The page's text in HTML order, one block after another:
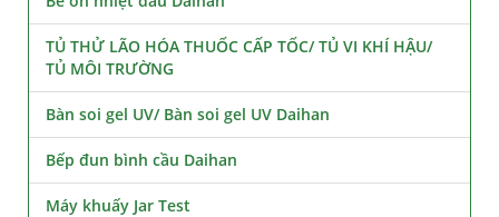
TỦ THỬ LÃO HÓA THUỐC CẤP TỐC/ TỦ VI KHÍ HẬU/
TỦ MÔI TRƯỜNG
Bàn soi gel UV/ Bàn soi gel UV Daihan
Bếp đun bình cầu Daihan
Máy khuấy Jar Test